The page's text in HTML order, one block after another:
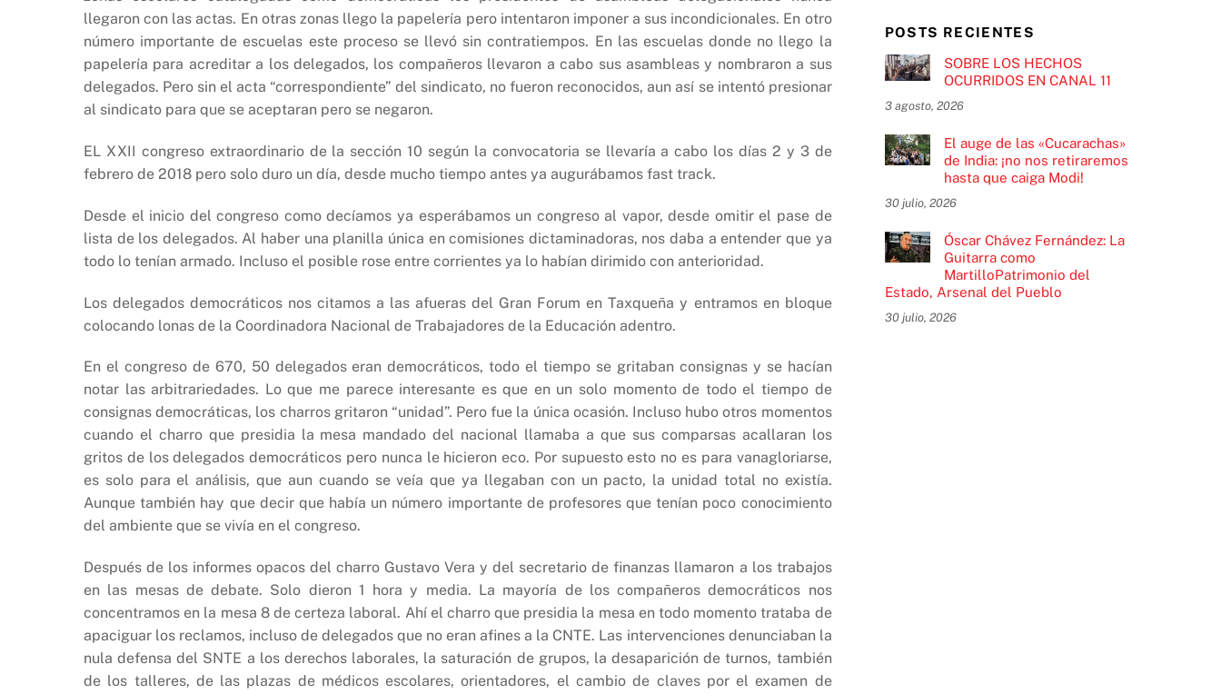
o
o
k
p
p
n
k
llegaron con las actas. En otras zonas llego la papelería pero intentaron imponer a sus incondicionales. En otro
número importante de escuelas este proceso se llevó sin contratiempos. En las escuelas donde no llego la
papelería para acreditar a los delegados, los compañeros llevaron a cabo sus asambleas y nombraron a sus
delegados. Pero sin el acta “correspondiente” del sindicato, no fueron reconocidos, aun así se intentó presionar
al sindicato para que se aceptaran pero se negaron.
EL XXII congreso extraordinario de la sección 10 según la convocatoria se llevaría a cabo los días 2 y 3 de
febrero de 2018 pero solo duro un día, desde mucho tiempo antes ya augurábamos fast track.
Desde el inicio del congreso como decíamos ya esperábamos un congreso al vapor, desde omitir el pase de
lista de los delegados. Al haber una planilla única en comisiones dictaminadoras, nos daba a entender que ya
todo lo tenían armado. Incluso el posible rose entre corrientes ya lo habían dirimido con anterioridad.
Los delegados democráticos nos citamos a las afueras del Gran Forum en Taxqueña y entramos en bloque
colocando lonas de la Coordinadora Nacional de Trabajadores de la Educación adentro.
En el congreso de 670, 50 delegados eran democráticos, todo el tiempo se gritaban consignas y se hacían
notar las arbitrariedades. Lo que me parece interesante es que en un solo momento de todo el tiempo de
consignas democráticas, los charros gritaron “unidad”. Pero fue la única ocasión. Incluso hubo otros momentos
cuando el charro que presidia la mesa mandado del nacional llamaba a que sus comparsas acallaran los
gritos de los delegados democráticos pero nunca le hicieron eco. Por supuesto esto no es para vanagloriarse,
es solo para el análisis, que aun cuando se veía que ya llegaban con un pacto, la unidad total no existía.
Aunque también hay que decir que había un número importante de profesores que tenían poco conocimiento
del ambiente que se vivía en el congreso.
Después de los informes opacos del charro Gustavo Vera y del secretario de finanzas llamaron a los trabajos
en las mesas de debate. Solo dieron 1 hora y media. La mayoría de los compañeros democráticos nos
concentramos en la mesa 8 de certeza laboral. Ahí el charro que presidia la mesa en todo momento trataba de
apaciguar los reclamos, incluso de delegados que no eran afines a la CNTE. Las intervenciones denunciaban la
nula defensa del SNTE a los derechos laborales, la saturación de grupos, la desaparición de turnos, también
de los talleres, de las plazas de médicos escolares, orientadores, el cambio de claves por el examen de
POSTS RECIENTES
SOBRE LOS HECHOS
OCURRIDOS EN CANAL 11
3 agosto, 2026
El auge de las «Cucarachas»
de India: ¡no nos retiraremos
hasta que caiga Modi!
30 julio, 2026
Óscar Chávez Fernández: La
Guitarra como
MartilloPatrimonio del
Estado, Arsenal del Pueblo
30 julio, 2026